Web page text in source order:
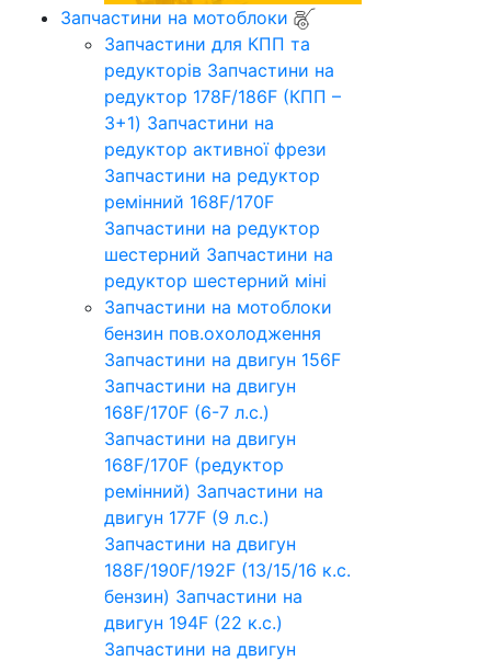
Запчастини на мотоблоки
Запчастини для КПП та
редукторів Запчастини на
редуктор 178F/186F (КПП –
3+1) Запчастини на
редуктор активної фрези
Запчастини на редуктор
ремінний 168F/170F
Запчастини на редуктор
шестерний Запчастини на
редуктор шестерний міні
Запчастини на мотоблоки
бензин пов.охолодження
Запчастини на двигун 156F
Запчастини на двигун
168F/170F (6-7 л.с.)
Запчастини на двигун
168F/170F (редуктор
ремінний) Запчастини на
двигун 177F (9 л.с.)
Запчастини на двигун
188F/190F/192F (13/15/16 к.с.
бензин) Запчастини на
двигун 194F (22 к.с.)
Запчастини на двигун